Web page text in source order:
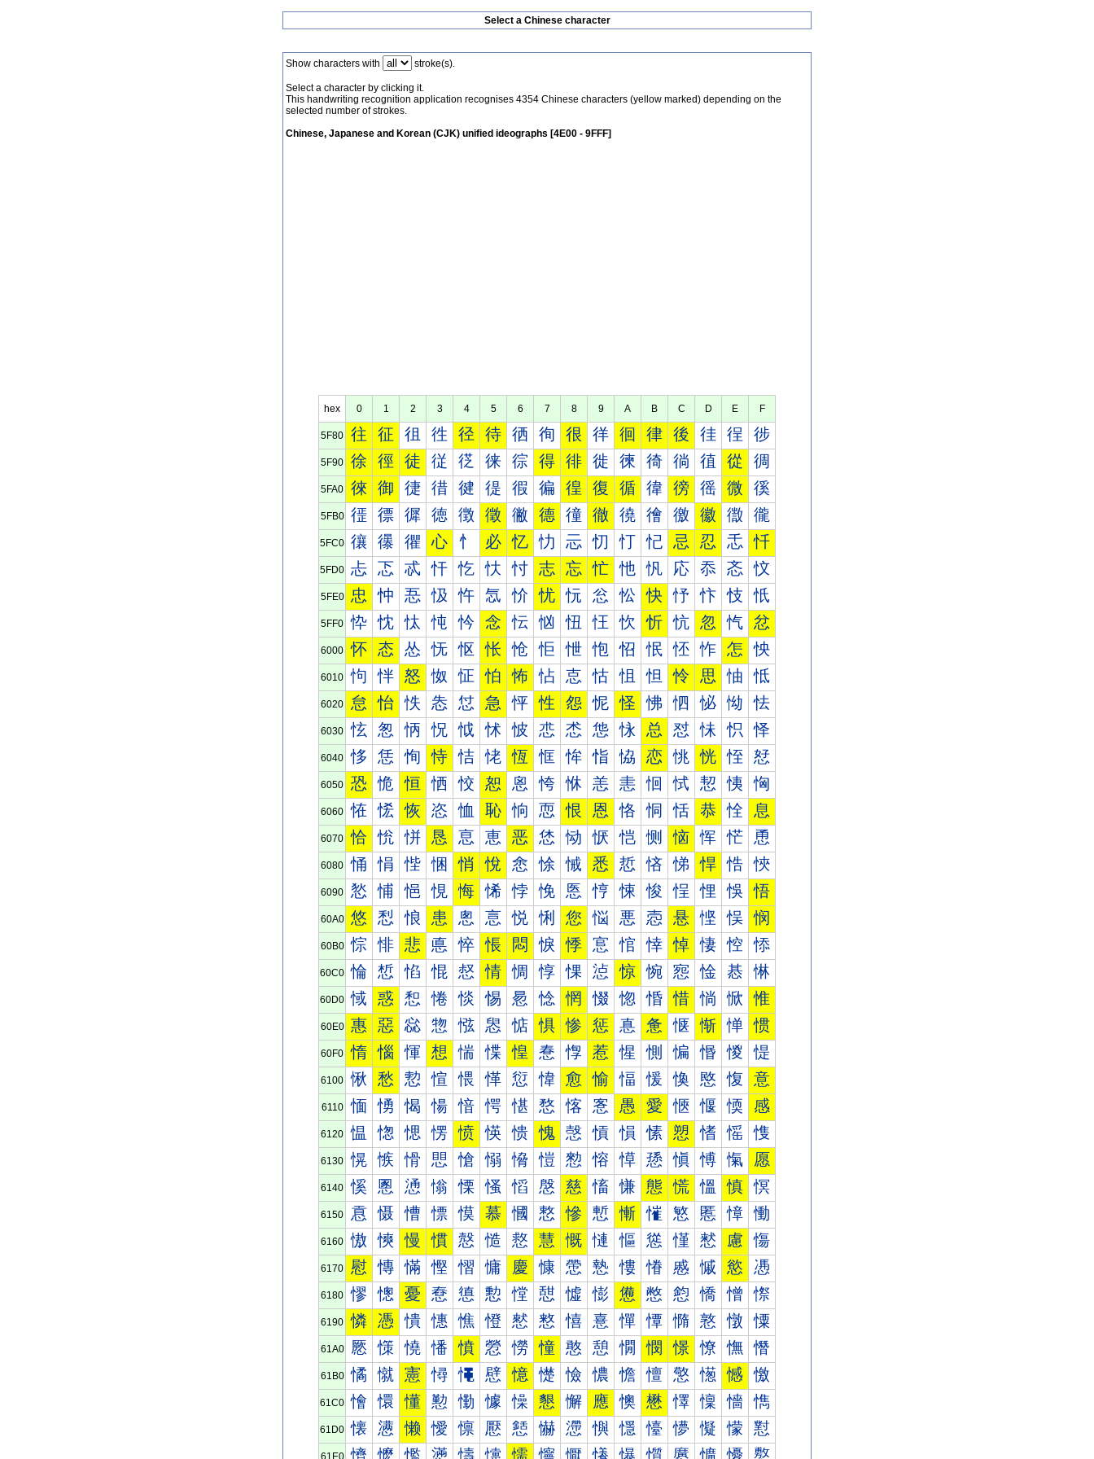
Select a Chinese character
Show characters with stroke(s).
Select a character by clicking it.
This handwriting recognition application recognises 4354 Chinese characters (yellow marked) depending on the
selected number of strokes.
Chinese, Japanese and Korean (CJK) unified ideographs [4E00 - 9FFF]
hex 0 1 2 3 4 5 6 7 8 9 A B C D E F
5F80 往 征 徂 徃 径 待 徆 徇 很 徉 徊 律 後 徍 徎 徏
5F90 徐 徑 徒 従 徔 徕 徖 得 徘 徙 徚 徛 徜 徝 從 徟
5FA0 徠 御 徢 徣 徤 徥 徦 徧 徨 復 循 徫 徬 徭 微 徯
5FB0 徰 徱 徲 徳 徴 徵 徶 德 徸 徹 徺 徻 徼 徽 徾 徿
5FC0 忀 忁 忂 心 忄 必 忆 忇 忈 忉 忊 忋 忌 忍 忎 忏
5FD0 忐 忑 忒 忓 忔 忕 忖 志 忘 忙 忚 忛 応 忝 忞 忟
5FE0 忠 忡 忢 忣 忤 忥 忦 忧 忨 忩 忪 快 忬 忭 忮 忯
5FF0 忰 忱 忲 忳 忴 念 忶 忷 忸 忹 忺 忻 忼 忽 忾 忿
6000 怀 态 怂 怃 怄 怅 怆 怇 怈 怉 怊 怋 怌 怍 怎 怏
6010 怐 怑 怒 怓 怔 怕 怖 怗 怘 怙 怚 怛 怜 思 怞 怟
6020 怠 怡 怢 怣 怤 急 怦 性 怨 怩 怪 怫 怬 怭 怮 怯
6030 怰 怱 怲 怳 怴 怵 怶 怷 怸 怹 怺 总 怼 怽 怾 怿
6040 恀 恁 恂 恃 恄 恅 恆 恇 恈 恉 恊 恋 恌 恍 恎 恏
6050 恐 恑 恒 恓 恔 恕 恖 恗 恘 恙 恚 恛 恜 恝 恞 恟
6060 恠 恡 恢 恣 恤 恥 恦 恧 恨 恩 恪 恫 恬 恭 恮 息
6070 恰 恱 恲 恳 恴 恵 恶 恷 恸 恹 恺 恻 恼 恽 恾 恿
6080 悀 悁 悂 悃 悄 悅 悆 悇 悈 悉 悊 悋 悌 悍 悎 悏
6090 悐 悑 悒 悓 悔 悕 悖 悗 悘 悙 悚 悛 悜 悝 悞 悟
60A0 悠 悡 悢 患 悤 悥 悦 悧 您 悩 悪 悫 悬 悭 悮 悯
60B0 悰 悱 悲 悳 悴 悵 悶 悷 悸 悹 悺 悻 悼 悽 悾 悿
60C0 惀 惁 惂 惃 惄 情 惆 惇 惈 惉 惊 惋 惌 惍 惎 惏
60D0 惐 惑 惒 惓 惔 惕 惖 惗 惘 惙 惚 惛 惜 惝 惞 惟
60E0 惠 惡 惢 惣 惤 惥 惦 惧 惨 惩 惪 惫 惬 惭 惮 惯
60F0 惰 惱 惲 想 惴 惵 惶 惷 惸 惹 惺 惻 惼 惽 惾 惿
6100 愀 愁 愂 愃 愄 愅 愆 愇 愈 愉 愊 愋 愌 愍 愎 意
6110 愐 愑 愒 愓 愔 愕 愖 愗 愘 愙 愚 愛 愜 愝 愞 感
6120 愠 愡 愢 愣 愤 愥 愦 愧 愨 愩 愪 愫 愬 愭 愮 愯
6130 愰 愱 愲 愳 愴 愵 愶 愷 愸 愹 愺 愻 愼 愽 愾 愿
6140 慀 慁 慂 慃 慄 慅 慆 慇 慈 慉 慊 態 慌 慍 慎 慏
6150 慐 慑 慒 慓 慔 慕 慖 慗 慘 慙 慚 慛 慜 慝 慞 慟
6160 慠 慡 慢 慣 慤 慥 慦 慧 慨 慩 慪 慫 慬 慭 慮 慯
6170 慰 慱 慲 慳 慴 慵 慶 慷 慸 慹 慺 慻 慼 慽 慾 慿
6180 憀 憁 憂 憃 憄 憅 憆 憇 憈 憉 憊 憋 憌 憍 憎 憏
6190 憐 憑 憒 憓 憔 憕 憖 憗 憘 憙 憚 憛 憜 憝 憞 憟
61A0 憠 憡 憢 憣 憤 憥 憦 憧 憨 憩 憪 憫 憬 憭 憮 憯
61B0 憰 憱 憲 憳 憴 憵 憶 憷 憸 憹 憺 憻 憼 憽 憾 憿
61C0 懀 懁 懂 懃 懄 懅 懆 懇 懈 應 懊 懋 懌 懍 懎 懏
61D0 懐 懑 懒 懓 懔 懕 懖 懗 懘 懙 懚 懛 懜 懝 懞 懟
61E0 懠 懡 懢 懣 懤 懥 懦 懧 懨 懩 懪 懫 懬 懭 懮 懯